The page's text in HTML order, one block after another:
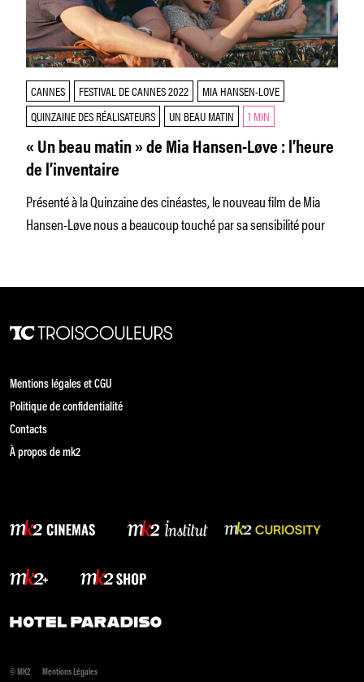
CANNES FESTIVAL DE CANNES 2022
MIA HANSEN-LOVE
QUINZAINE DES RÉALISATEURS
UN BEAU MATIN 1 MIN
« Un beau matin » de Mia Hansen-Løve : l’heure
de l’inventaire
Présenté à la Quinzaine des cinéastes, le nouveau film de Mia
Hansen-Løve nous a beaucoup touché par sa sensibilité pour
Mentions légales et CGU
Politique de confidentialité
Contacts
À propos de mk2
© MK2 Mentions Légales